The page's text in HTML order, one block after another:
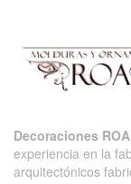
Decoraciones ROA
experiencia en la
arquitectónicos